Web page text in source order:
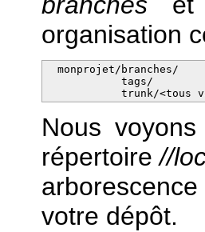
organisation
  monprojet/branches/
            tags/
trunk/<tous
Nous
répertoire//
votre dépôt.